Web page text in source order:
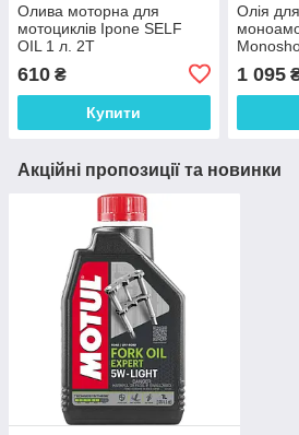
Олива моторна для
мотоциклів Ipone SELF
OIL 1 л. 2Т
610 ₴
Купити
Олія для
1 095
Акційні пропозиції та новинки